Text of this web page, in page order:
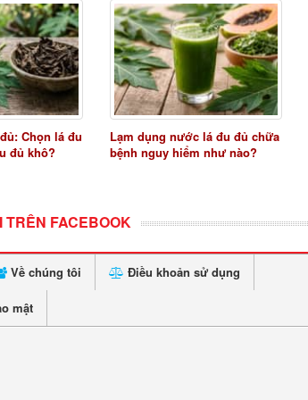
Chọn lá đu
đủ khô?
Lạm dụng nước lá đu đủ chữa
bệnh nguy hiểm như nào?
TRÊN FACEBOOK
Về chúng tôi Điều khoản sử dụng
mật